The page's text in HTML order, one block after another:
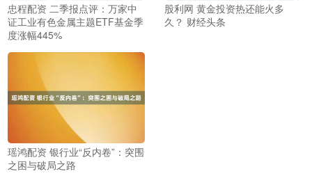
忠程配资 二季报点评：万家中
证工业有色金属主题ETF基金季
度涨幅445%
股利网 黄金投资热还能火多
久？ 财经头条
瑶鸿配资 银行业“反内卷”：突围
之困与破局之路